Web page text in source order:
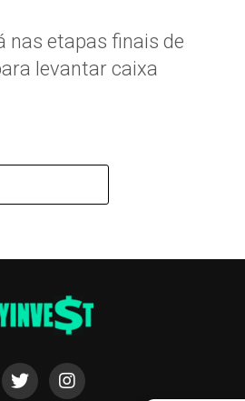
nas etapas finais de
levantar caixa